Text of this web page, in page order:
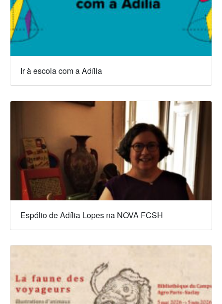
Ir à escola com a Adília
Espólio de Adília Lopes na NOVA FCSH